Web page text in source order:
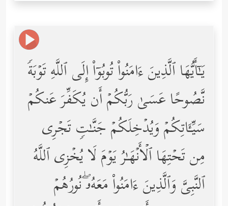
یَـٰۤأَیُّهَا ٱلَّذِینَ ءَامَنُواْ تُوبُوۤاْ إِلَى ٱللَّهِ تَوۡبَةࣰ
نَّصُوحًا عَسَىٰ رَبُّكُمۡ أَن یُكَفِّرَ عَنكُمۡ
سَیِّـَٔاتِكُمۡ وَیُدۡخِلَكُمۡ جَنَّـٰتࣲ تَجۡرِی
مِن تَحۡتِهَا ٱلۡأَنۡهَـٰرُ یَوۡمَ لَا یُخۡزِی ٱللَّهُ
ٱلنَّبِیَّ وَٱلَّذِینَ ءَامَنُواْ مَعَهُۥۖ نُورُهُمۡ